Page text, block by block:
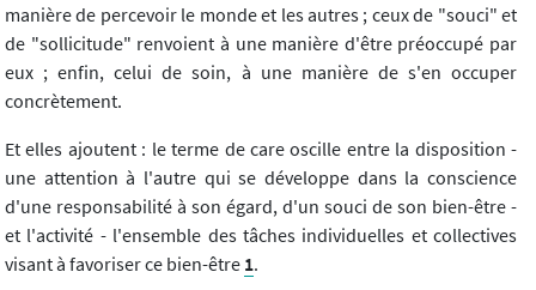
manière de percevoir le monde et les autres ; ceux de "souci" et
de "sollicitude" renvoient à une manière d'être préoccupé par
eux ; enfin, celui de soin, à une manière de s'en occuper
concrètement.
Et elles ajoutent : le terme de care oscille entre la disposition -
une attention à l'autre qui se développe dans la conscience
d'une responsabilité à son égard, d'un souci de son bien-être -
et l'activité - l'ensemble des tâches individuelles et collectives
visant à favoriser ce bien-être 1.